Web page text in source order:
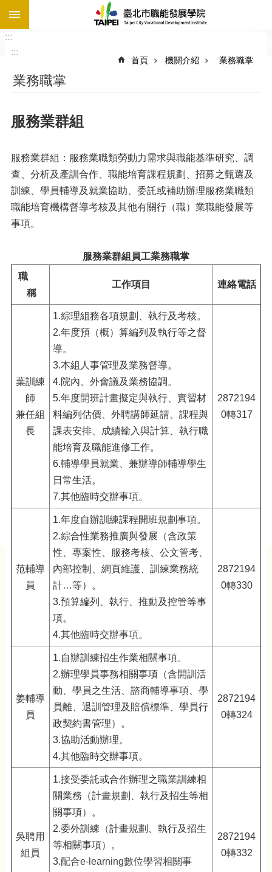
跳到主要內容區塊
:::
:::
首頁 機關介紹 業務職掌
業務職掌
服務業群組
服務業群組：服務業職類勞動力需求與職能基準研究、調
查、分析及產訓合作、職能培育課程規劃、招募之甄選及
訓練、學員輔導及就業協助、委託或補助辦理服務業職類
職能培育機構督導考核及其他有關行（職）業職能發展等
事項。
職
稱
工作項目 連絡電話
服務業群組員工業務職掌
葉訓練
師
兼任組
長
1.綜理組務各項規劃、執行及考核。
2.年度預（概）算編列及執行等之督
導。
3.本組人事管理及業務督導。
4.院內、外會議及業務協調。
5.年度開班計畫擬定與執行、實習材
料編列估價、外聘講師延請、課程與
課表安排、成績輸入與計算、執行職
能培育及職能進修工作。
6.輔導學員就業、兼辦導師輔導學生
日常生活。
7.其他臨時交辦事項。
2872194
0轉317
范輔導
員
1.年度自辦訓練課程開班規劃事項。
2.綜合性業務推廣與發展（含政策
性、專案性、服務考核、公文管考、
內部控制、網頁維護、訓練業務統
計…等）。
3.預算編列、執行、推動及控管等事
項。
4.其他臨時交辦事項。
2872194
0轉330
姜輔導
員
1.自辦訓練招生作業相關事項。
2.辦理學員事務相關事項（含開訓活
動、學員之生活、諮商輔導事項、學
員離、退訓管理及 賠償標準 、學員行
政契約書管理）。
3.協助活動辦理。
4.其他臨時交辦事項。
2872194
0轉324
吳聘用
組員
1.接受委託或合作辦理之職業訓練相
關業務（計畫規劃、執行及招生等相
關事項）。
2.委外訓練 （計畫規劃、執行及招生
等相關事項）
。
3.配合e-learning數位學習相關事
2872194
0轉332